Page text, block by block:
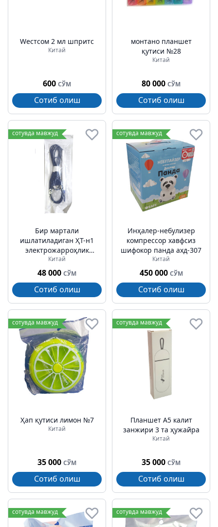
Wестcом 2 мл шпритс
Китай
600 СЎМ
Сотиб олиш
монтано планшет
қутиси №28
Китай
80 000 СЎМ
Сотиб олиш
сотувда мавжуд
Бир мартали
ишлатиладиган ҲТ-н1
электрожарроҳлик
қалам
Китай
48 000 СЎМ
Сотиб олиш
сотувда мавжуд
Инҳалер-небулизер
компрессор хавфсиз
шифокор панда ахд-307
Китай
450 000 СЎМ
Сотиб олиш
сотувда мавжуд
Ҳап қутиси лимон №7
Китай
35 000 СЎМ
Сотиб олиш
сотувда мавжуд
Планшет А5 калит
занжири 3 та ҳужайра
Китай
35 000 СЎМ
Сотиб олиш
сотувда мавжуд сотувда мавжуд